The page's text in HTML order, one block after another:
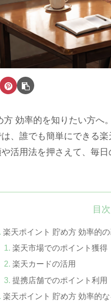
方 効率的を知りたい方へ
、誰でも簡単にできる
活用法を押さえて、毎
目次
楽天ポイント 貯め方 効率的
楽天市場でのポイント獲得
楽天カードの活用
提携店舗でのポイント利用
楽天ポイント 貯め方 効率的